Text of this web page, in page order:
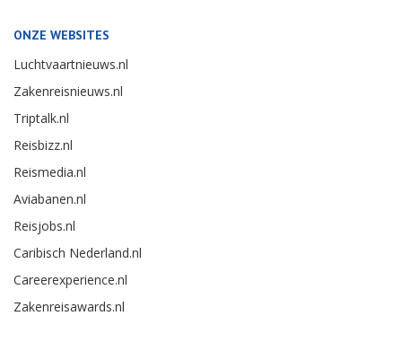
ONZE WEBSITES
Luchtvaartnieuws.nl
Zakenreisnieuws.nl
Triptalk.nl
Reisbizz.nl
Reismedia.nl
Aviabanen.nl
Reisjobs.nl
Caribisch Nederland.nl
Careerexperience.nl
Zakenreisawards.nl